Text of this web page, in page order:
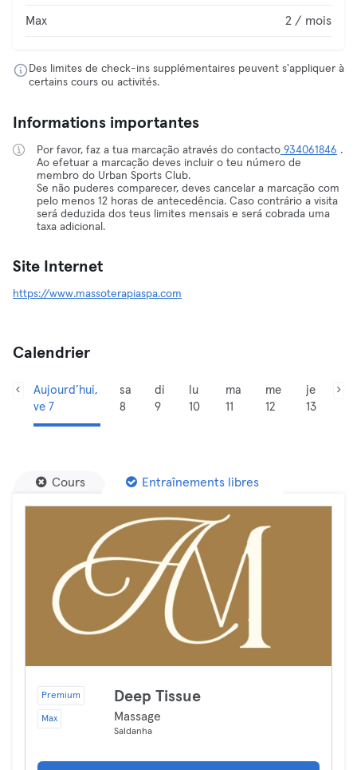
Max 2 / mois
Des limites de check-ins supplémentaires peuvent s'appliquer à
certains cours ou activités.
Informations importantes
Por favor, faz a tua marcação através do contacto 934061846 .
Ao efetuar a marcação deves incluir o teu número de
membro do Urban Sports Club.
Se não puderes comparecer, deves cancelar a marcação com
pelo menos 12 horas de antecedência. Caso contrário a visita
será deduzida dos teus limites mensais e será cobrada uma
taxa adicional.
Site Internet
https://www.massoterapiaspa.com
Calendrier
Aujourd’hui,
ve 7
sa
8
di
9
lu
10
ma
11
me
12
je
13
Cours Entraînements libres
Premium
Max
Deep Tissue
Massage
Saldanha